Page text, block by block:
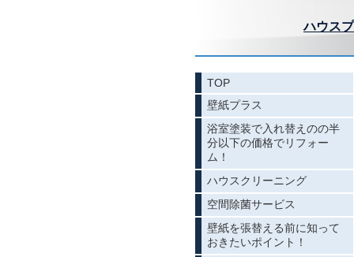
ハウス
TOP
壁紙プラス
浴室塗装で入れ替えのの半
分以下の価格でリフォー
ム！
ハウスクリーニング
空間除菌サービス
壁紙を張替える前に知って
おきたいポイント！